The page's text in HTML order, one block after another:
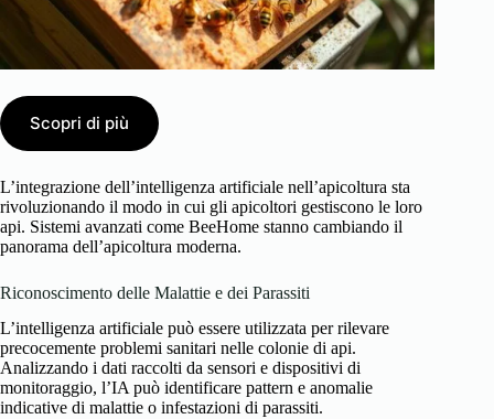
Scopri di più
L’integrazione dell’intelligenza artificiale nell’apicoltura sta
rivoluzionando il modo in cui gli apicoltori gestiscono le loro
api. Sistemi avanzati come BeeHome stanno cambiando il
panorama dell’apicoltura moderna.
Riconoscimento delle Malattie e dei Parassiti
L’intelligenza artificiale può essere utilizzata per rilevare
precocemente problemi sanitari nelle colonie di api.
Analizzando i dati raccolti da sensori e dispositivi di
monitoraggio, l’IA può identificare pattern e anomalie
indicative di malattie o infestazioni di parassiti.